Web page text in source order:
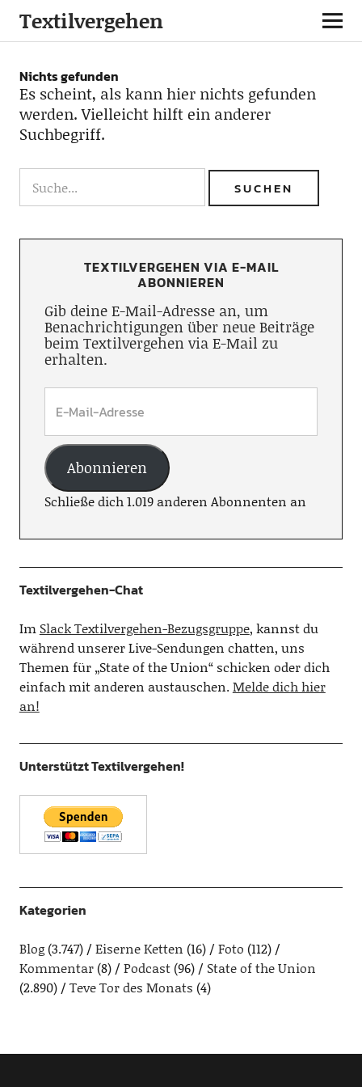
Textilvergehen
Nichts gefunden
Es scheint, als kann hier nichts gefunden
werden. Vielleicht hilft ein anderer
Suchbegriff.
TEXTILVERGEHEN VIA E-MAIL
ABONNIEREN
Gib deine E-Mail-Adresse an, um
Benachrichtigungen über neue Beiträge
beim Textilvergehen via E-Mail zu
erhalten.
Abonnieren
Schließe dich 1.019 anderen Abonnenten an
Textilvergehen-Chat
Im Slack Textilvergehen-Bezugsgruppe, kannst du
während unserer Live-Sendungen chatten, uns
Themen für „State of the Union“ schicken oder dich
einfach mit anderen austauschen.Melde dich hier
an!
Unterstützt Textilvergehen!
Kategorien
Blog(3.747) Eiserne Ketten (16) Foto (112)
Kommentar(8) Podcast(96)
State of the Union
(2.890)
Teve Tor des Monats (4)